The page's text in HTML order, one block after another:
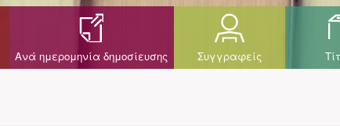
Ανά ημερομηνία δημοσίευσης Συγγραφείς